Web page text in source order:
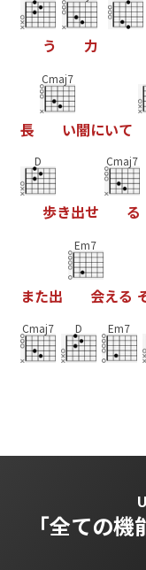
う 力
長
Cmaj7
い闇にいて
D
歩き出せ
Cmaj7
る
また出
Em7
会える
Cmaj7 D Em7
「全ての機